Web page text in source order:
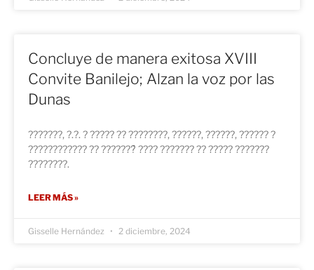
Concluye de manera exitosa XVIII
Convite Banilejo; Alzan la voz por las
Dunas
???????, ?.?. ? ????? ?? ????????, ??????, ??????, ?????? ?
???????????? ?? ???????́ ???? ??????? ?? ????? ???????
????????.
LEER MÁS »
Gisselle Hernández 2 diciembre, 2024